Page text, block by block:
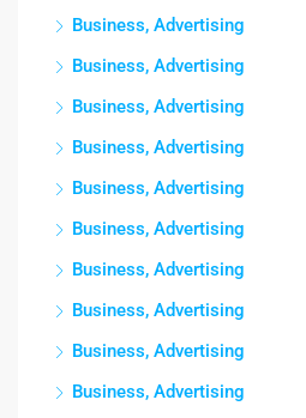
Business, Advertising
Business, Advertising
Business, Advertising
Business, Advertising
Business, Advertising
Business, Advertising
Business, Advertising
Business, Advertising
Business, Advertising
Business, Advertising